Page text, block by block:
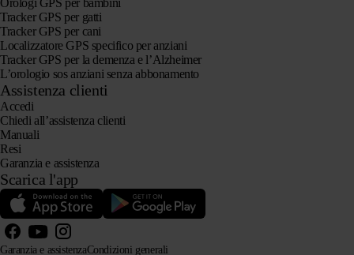
Orologi GPS per bambini
Tracker GPS per gatti
Tracker GPS per cani
Localizzatore GPS specifico per anziani
Tracker GPS per la demenza e l’Alzheimer
L’orologio sos anziani senza abbonamento
Assistenza clienti
Accedi
Chiedi all’assistenza clienti
Manuali
Resi
Garanzia e assistenza
Scarica l'app
Garanzia e assistenzaCondizioni generali